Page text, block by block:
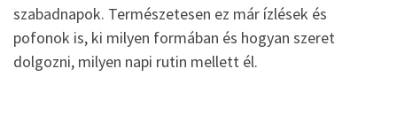
szabadnapok. Természetesen ez már ízlések és
pofonok is, ki milyen formában és hogyan szeret
dolgozni, milyen napi rutin mellett él.